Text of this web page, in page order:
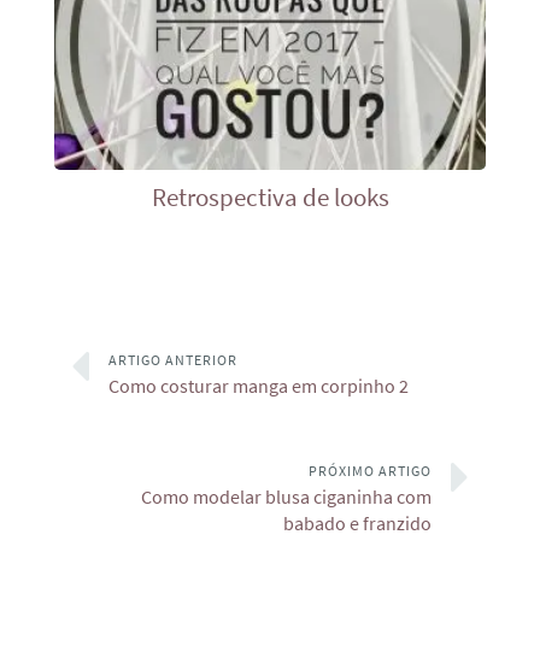
Retrospectiva de looks
ARTIGO ANTERIOR
Como costurar manga em corpinho 2
PRÓXIMO ARTIGO
Como modelar blusa ciganinha com
babado e franzido